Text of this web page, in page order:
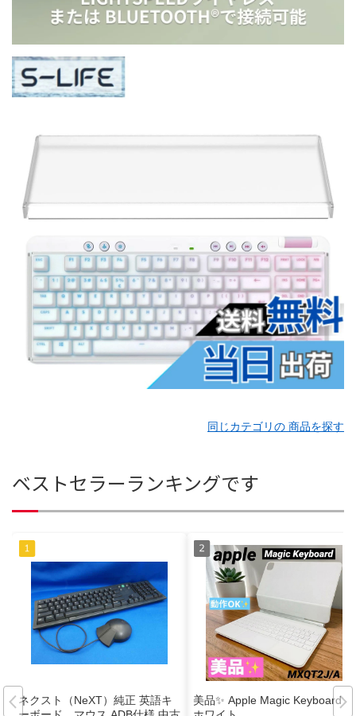
同じカテゴリの 商品を探す
ベストセラーランキングです
ネクスト（NeXT）純正 英語キ
美品✨ Apple Magic Keyboard